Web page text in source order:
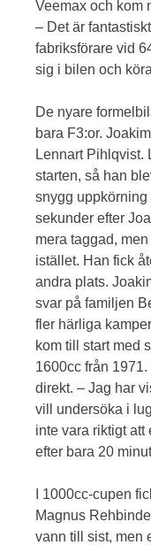
Veemax och kom
– Det är
fabriksförare vid
sig i bilen och
De nyare
bara F3:or.
Lennart Pihlqvist.
starten, så han
snygg
sekunder efter
mera taggad,
istället. Han fick
andra plats.
svar på familjen
fler härliga
kom till start med
1600cc från
direkt. – Jag har
vill undersöka i
inte vara riktigt
efter bara 20
I 1000cc-cupen
Magnus
vann till sist, men